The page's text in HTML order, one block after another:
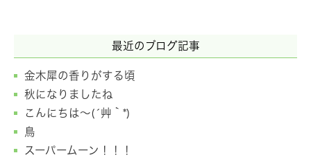
最近のブログ記事
金木犀の香りがする頃
秋になりましたね
こんにちは～(´艸｀*)
鳥
スーパームーン！！！